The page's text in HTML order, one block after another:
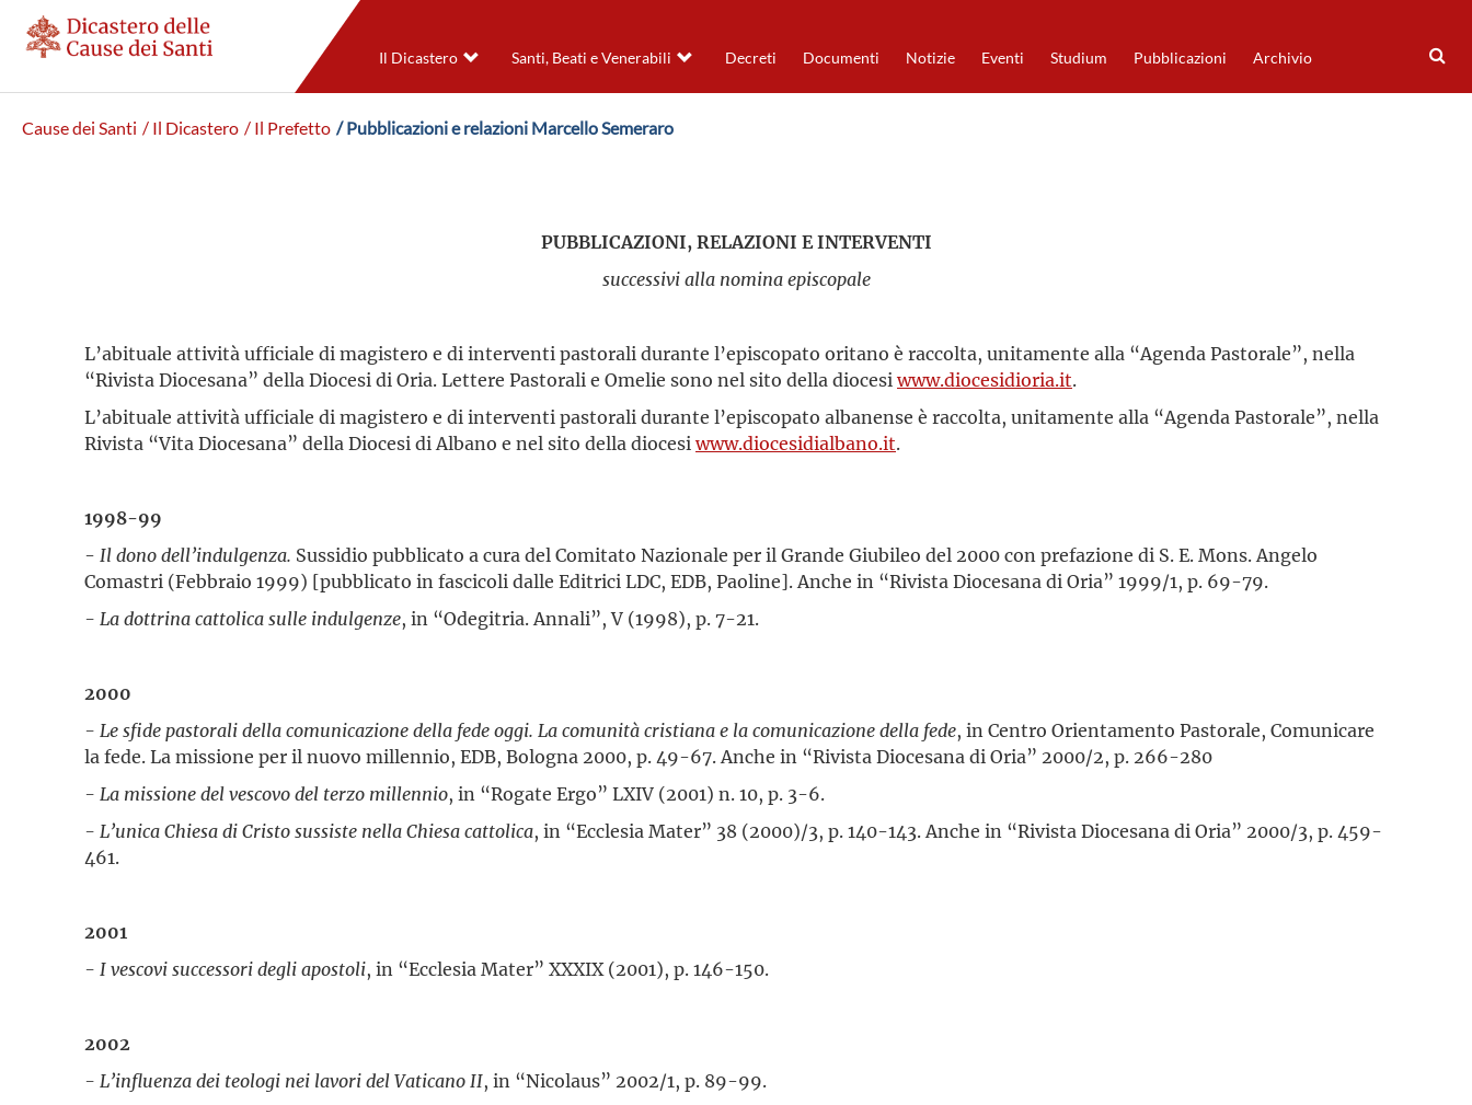
Il Dicastero Santi, Beati e Venerabili Decreti Documenti Notizie Eventi Studium Pubblicazioni Archivio
Cause dei Santi / Il Dicastero / Il Prefetto / Pubblicazioni e relazioni Marcello Semeraro
PUBBLICAZIONI, RELAZIONI E INTERVENTI
successivi alla nomina episcopale
L’abituale attività ufficiale di magistero e di interventi pastorali durante l’episcopato oritano è raccolta, unitamente alla “Agenda Pastorale”, nella
“Rivista Diocesana” della Diocesi di Oria. Lettere Pastorali e Omelie sono nel sito della diocesi www.diocesidioria.it.
L’abituale attività ufficiale di magistero e di interventi pastorali durante l’episcopato albanense è raccolta, unitamente alla “Agenda Pastorale”, nella
Rivista “Vita Diocesana” della Diocesi di Albano e nel sito della diocesi www.diocesidialbano.it.
1998-99
- Il dono dell’indulgenza. Sussidio pubblicato a cura del Comitato Nazionale per il Grande Giubileo del 2000 con prefazione di S. E. Mons. Angelo
Comastri (Febbraio 1999) [pubblicato in fascicoli dalle Editrici LDC, EDB, Paoline]. Anche in “Rivista Diocesana di Oria” 1999/1, p. 69-79.
- La dottrina cattolica sulle indulgenze, in “Odegitria. Annali”, V (1998), p. 7-21.
2000
- Le sfide pastorali della comunicazione della fede oggi. La comunità cristiana e la comunicazione della fede, in Centro Orientamento Pastorale, Comunicare
la fede. La missione per il nuovo millennio, EDB, Bologna 2000, p. 49-67. Anche in “Rivista Diocesana di Oria” 2000/2, p. 266-280
- La missione del vescovo del terzo millennio, in “Rogate Ergo” LXIV (2001) n. 10, p. 3-6.
- L’unica Chiesa di Cristo sussiste nella Chiesa cattolica, in “Ecclesia Mater” 38 (2000)/3, p. 140-143. Anche in “Rivista Diocesana di Oria” 2000/3, p. 459-
461.
2001
- I vescovi successori degli apostoli, in “Ecclesia Mater” XXXIX (2001), p. 146-150.
2002
- L’influenza dei teologi nei lavori del Vaticano II, in “Nicolaus” 2002/1, p. 89-99.